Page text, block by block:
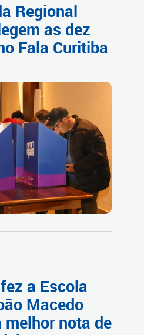
Regional
as dez
Fala Curitiba
a Escola
Macedo
melhor nota de